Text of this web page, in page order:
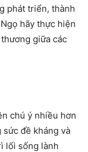
phát triển, thành
hãy thực hiện
giữa các
chú ý nhiều hơn
đề kháng và
lối sống lành